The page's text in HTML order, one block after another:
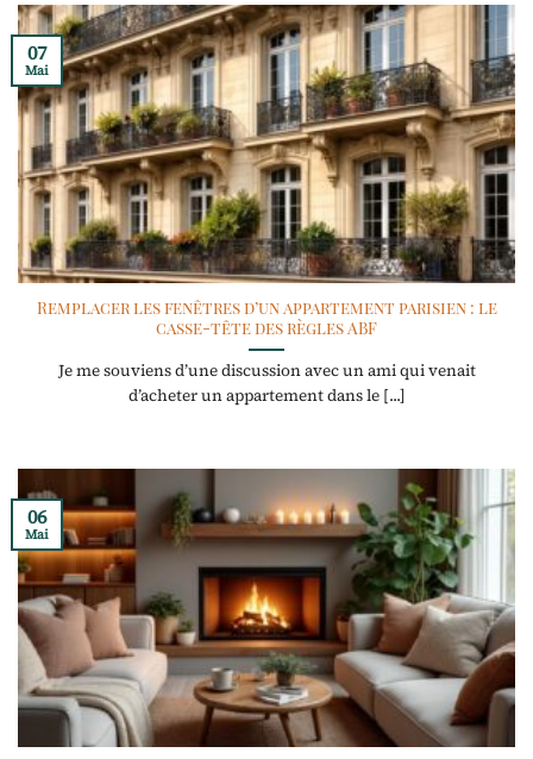
Remplacer les fenêtres d’un appartement parisien : le
casse-tête des règles ABF
Je me souviens d’une discussion avec un ami qui venait
d’acheter un appartement dans le [...]
07
Mai
06
Mai